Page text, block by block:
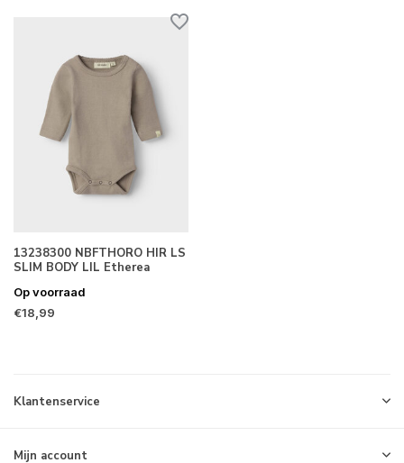
13238300 NBFTHORO HIR LS
SLIM BODY LIL Etherea
Op voorraad
€18,99
Klantenservice
Mijn account